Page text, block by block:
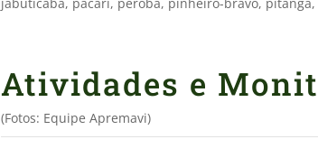
Atividades e
(Fotos: Equipe Apremavi)